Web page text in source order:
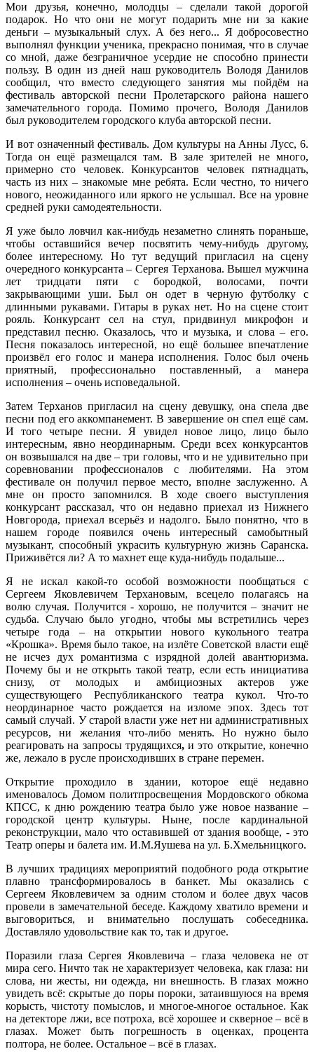
Мои друзья, конечно, молодцы – сделали такой дорогой
подарок. Но что они не могут подарить мне ни за какие
деньги – музыкальный слух. А без него... Я добросовестно
выполнял функции ученика, прекрасно понимая, что в случае
со мной, даже безграничное усердие не способно принести
пользу. В один из дней наш руководитель Володя Данилов
сообщил, что вместо следующего занятия мы пойдём на
фестиваль авторской песни Пролетарского района нашего
замечательного города. Помимо прочего, Володя Данилов
был руководителем городского клуба авторской песни.
И вот означенный фестиваль. Дом культуры на Анны Лусс, 6.
Тогда он ещё размещался там. В зале зрителей не много,
примерно сто человек. Конкурсантов человек пятнадцать,
часть из них – знакомые мне ребята. Если честно, то ничего
нового, неожиданного или яркого не услышал. Все на уровне
средней руки самодеятельности.
Я уже было ловчил как-нибудь незаметно слинять пораньше,
чтобы оставшийся вечер посвятить чему-нибудь другому,
более интересному. Но тут ведущий пригласил на сцену
очередного конкурсанта – Сергея Терханова. Вышел мужчина
лет тридцати пяти с бородкой, волосами, почти
закрывающими уши. Был он одет в черную футболку с
длинными рукавами. Гитары в руках нет. Но на сцене стоит
рояль. Конкурсант сел на стул, придвинул микрофон и
представил песню. Оказалось, что и музыка, и слова – его.
Песня показалось интересной, но ещё большее впечатление
произвёл его голос и манера исполнения. Голос был очень
приятный, профессионально поставленный, а манера
исполнения – очень исповедальной.
Затем Терханов пригласил на сцену девушку, она спела две
песни под его аккомпанемент. В завершение он спел ещё сам.
И того четыре песни. Я увидел новое лицо, лицо было
интересным, явно неординарным. Среди всех конкурсантов
он возвышался на две – три головы, что и не удивительно при
соревновании профессионалов с любителями. На этом
фестивале он получил первое место, вполне заслуженно. А
мне он просто запомнился. В ходе своего выступления
конкурсант рассказал, что он недавно приехал из Нижнего
Новгорода, приехал всерьёз и надолго. Было понятно, что в
нашем городе появился очень интересный самобытный
музыкант, способный украсить культурную жизнь Саранска.
Приживётся ли? А то махнет еще куда-нибудь подальше...
Я не искал какой-то особой возможности пообщаться с
Сергеем Яковлевичем Терхановым, всецело полагаясь на
волю случая. Получится - хорошо, не получится – значит не
судьба. Случаю было угодно, чтобы мы встретились через
четыре года – на открытии нового кукольного театра
«Крошка». Время было такое, на излёте Советской власти ещё
не исчез дух романтизма с изрядной долей авантюризма.
Почему бы и не открыть такой театр, если есть инициатива
снизу, от молодых и амбициозных актеров уже
существующего Республиканского театра кукол. Что-то
неординарное часто рождается на изломе эпох. Здесь тот
самый случай. У старой власти уже нет ни административных
ресурсов, ни желания что-либо менять. Но нужно было
реагировать на запросы трудящихся,и это открытие, конечно
же, лежало в русле происходивших в стране перемен.
Открытие проходило в здании, которое ещё недавно
именовалось Домом политпросвещения Мордовского обкома
КПСС, к дню рождению театра было уже новое название –
городской центр культуры. Ныне, после кардинальной
реконструкции, мало что оставившей от здания вообще, - это
Театр оперы и балета им. И.М.Яушева на ул. Б.Хмельницкого.
В лучших традициях мероприятий подобного рода открытие
плавно трансформировалось в банкет. Мы оказались с
Сергеем Яковлевичем за одним столом и более двух часов
провели в замечательной беседе. Каждому хватило времени и
выговориться, и внимательно послушать собеседника.
Доставляло удовольствие как то, так и другое.
Поразили глаза Сергея Яковлевича – глаза человека не от
мира сего. Ничто так не характеризует человека, как глаза: ни
слова, ни жесты, ни одежда, ни внешность. В глазах можно
увидеть всё: скрытые до поры пороки, затаившуюся на время
корысть, чистоту помыслов, и многое-многое остальное. Как
на детекторе лжи, все потроха, всё хорошее и скверное – всё в
глазах. Может быть погрешность в оценках, процента
полтора, не более. Остальное – всё в глазах.